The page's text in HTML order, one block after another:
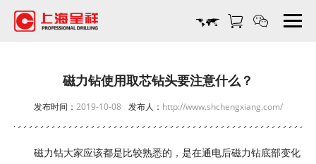
磁力钻使用取芯钻头要注意什么？
发布时间： 2019-10-08 发布人： http://www.shchengxiang.com/
磁力钻大家应该都是比较熟悉的，是在通电后磁力钻底部变化